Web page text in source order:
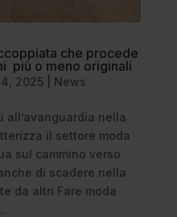
che procede
più o meno originali
2025 News
nella
il settore moda
sul cammino verso
di scadere nella
da altri Fare moda